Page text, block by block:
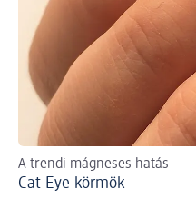
A trendi mágneses hatás
Cat Eye körmök